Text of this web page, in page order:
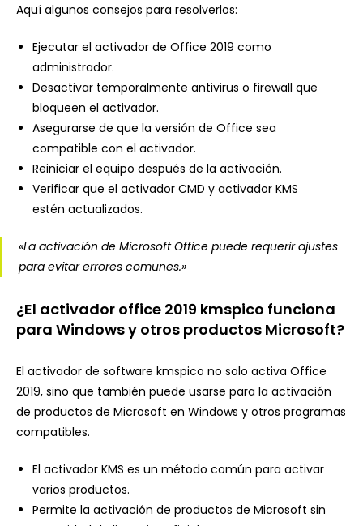
Aquí algunos consejos para resolverlos:
Ejecutar el activador de Office 2019 como
administrador.
Desactivar temporalmente antivirus o firewall que
bloqueen el activador.
Asegurarse de que la versión de Office sea
compatible con el activador.
Reiniciar el equipo después de la activación.
Verificar que el activador CMD y activador KMS
estén actualizados.
«La activación de Microsoft Office puede requerir ajustes
para evitar errores comunes.»
¿El activador office 2019 kmspico funciona
para Windows y otros productos Microsoft?
El activador de software kmspico no solo activa Office
2019, sino que también puede usarse para la activación
de productos de Microsoft en Windows y otros programas
compatibles.
El activador KMS es un método común para activar
varios productos.
Permite la activación de productos de Microsoft sin